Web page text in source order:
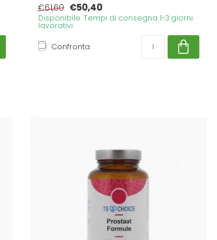
€61,60 €50,40
Disponibile. Tempi di consegna 1-3 giorni
lavorativi
Confronta